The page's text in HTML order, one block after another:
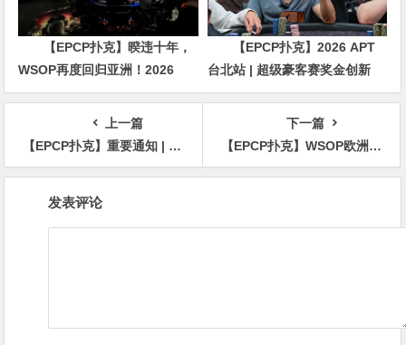
【EPCP扑克】暌违十年，
WSOP再度回归亚洲！2026
APL济州站6月19-28日盛大登
【EPCP扑克】2026 APT
台北站 | 超级豪客赛奖金创新
高，美国选手Ethan
“Rampage” Yau领跑全场！
上一篇
【EPCP扑克】重要通知 | 2023HSPC选拔赛【厦门站】酒店预订将于2023年11月3日14:00开通！
下一篇
【EPCP扑克】WSOP欧洲站直播桌出现背面花纹不对称的扑克牌，是偶然还是常态？
发表评论